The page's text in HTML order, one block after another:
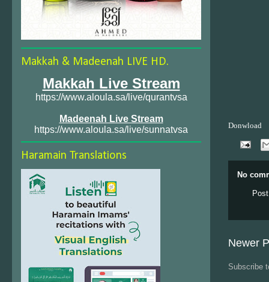
Donwload
No
Newer
Subscribe
Makkah & Madeenah LIVE HD.
Makkah Live Stream
https://www.aloula.sa/live/qurantvsa
Madeenah Live Stream
https://www.aloula.sa/live/sunnatvsa
Haramain Translations